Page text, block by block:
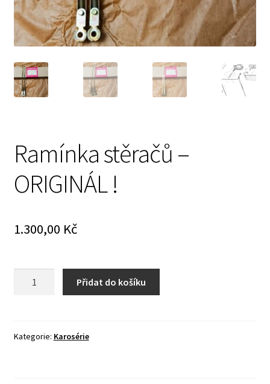
Prodávající – kontaktní informace
Způsoby úhrady
O nás
Ramínka stěračů –
ORIGINÁL !
1.300,00 Kč
!
Přidat do košíku
Kategorie: Karosérie